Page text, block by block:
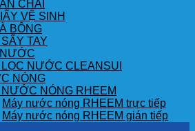
CHẢI
VỆ SINH
BÔNG
TAY
LỌC NƯỚC CLEANSUI
NÓNG
NƯỚC NÓNG RHEEM
Máy nước nóng RHEEM trực tiếp
Máy nước nóng RHEEM gián tiếp